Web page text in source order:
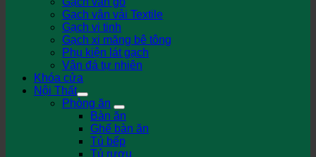
Gạch vân vải Textile
Gạch vi tinh
Gạch xi măng bê tông
Phụ kiện lát gạch
Vân đá tự nhiên
Khóa cửa
Nội Thất
Phòng ăn
Bàn ăn
Ghế bàn ăn
Tủ bếp
Tủ rượu